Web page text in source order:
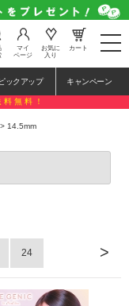
t
o
e
n
t
マイ
ページ
お気に
入り
カート
ックアップ キャンペーン
料無料！
> 14.5mm
>
24